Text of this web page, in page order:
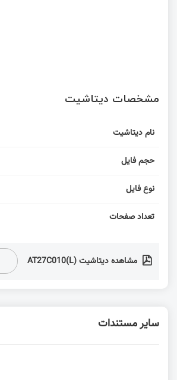
مشخصات دیتاشیت
نام دیتاشیت
حجم فایل
نوع فایل
تعداد صفحات
مشاهده دیتاشیت AT27C010(L)
سایر مستندات